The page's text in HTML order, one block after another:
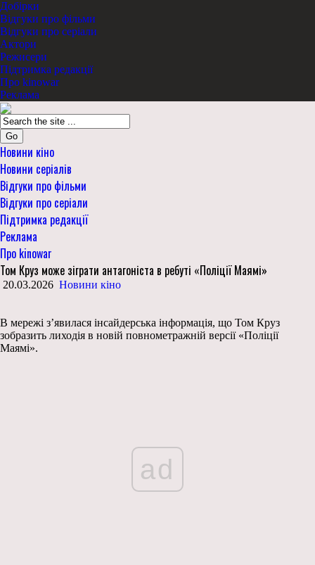
Добірки
Відгуки про фільми
Відгуки про серіали
Актори
Режисери
Підтримка редакції
Про kinowar
Реклама
Go
Новини кіно
Новини серіалів
Відгуки про фільми
Відгуки про серіали
Підтримка редакції
Реклама
Про kinowar
Том Круз може зіграти антагоніста в ребуті «Поліції Маямі»
20.03.2026 Новини кіно
В мережі з’явилася інсайдерська інформація, що Том Круз
зобразить лиходія в новій повнометражній версії «Поліції
Маямі».
ad